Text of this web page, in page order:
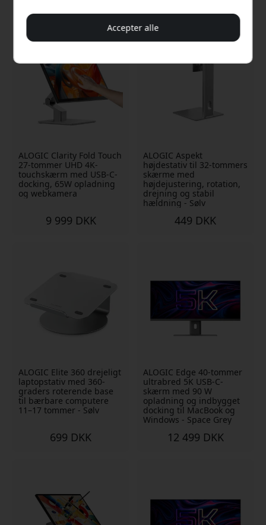
ALOGIC Clarity Fold Touch
27-tommer UHD 4K-
touchskærm med USB-C-
docking, 65W opladning
og webkamera
9 999 DKK
ALOGIC Aspekt
højdestativ til 32-tommers
skærme med
højdejustering, rotation,
drejning og stabil
hældning - Sølv
449 DKK
ALOGIC Elite 360 drejeligt
laptopstativ med 360-
graders roterende base
til bærbare computere
11–17 tommer - Sølv
699 DKK
ALOGIC Edge 40-tommer
ultrabred 5K USB-C-
skærm med 90 W
opladning og indbygget
docking til MacBook og
Windows - Space Grey
12 499 DKK
Accepter alle